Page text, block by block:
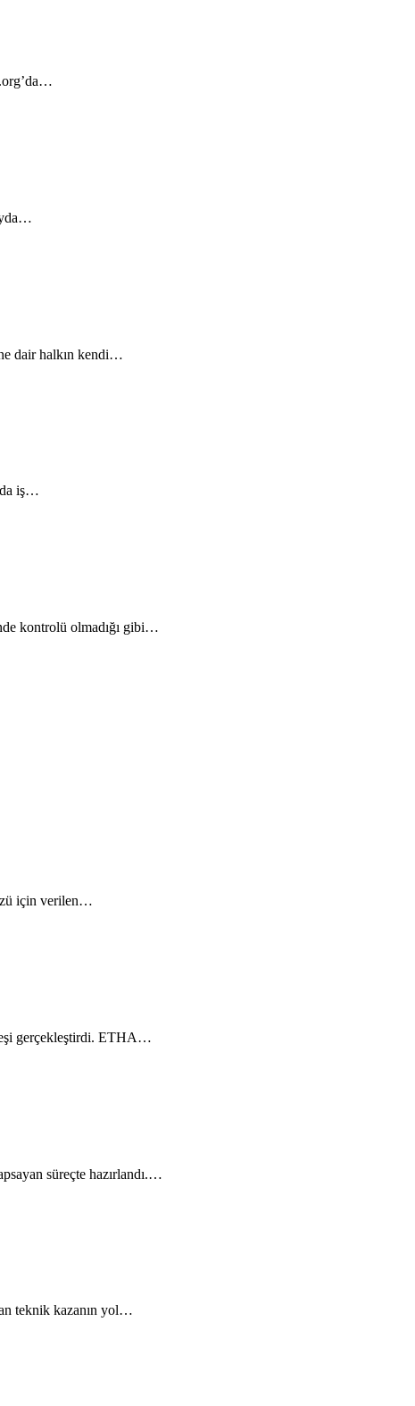
dair halkın kendi…
iş…
kontrolü olmadığı gibi…
için verilen…
gerçekleştirdi. ETHA…
süreçte hazırlandı.…
teknik kazanın yol…